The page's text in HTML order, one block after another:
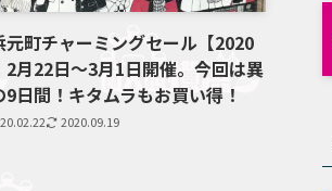
元町チャーミングセール【2020
2月22日～3月1日開催。今回は異
9日間！キタムラもお買い得！
2020.09.19